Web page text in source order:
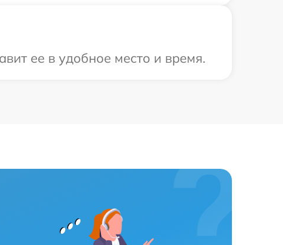
ее в удобное место и время.